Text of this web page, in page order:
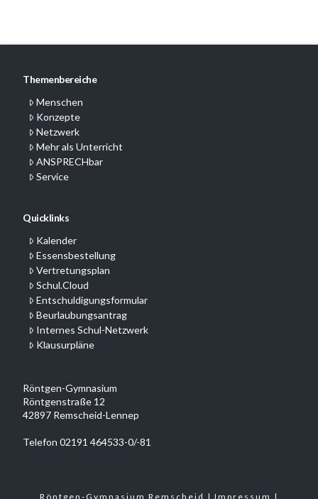
Themenbereiche
Menschen
Konzepte
Netzwerk
Mehr als Unterricht
ANSPRECHbar
Service
Quicklinks
Kalender
Essensbestellung
Vertretungsplan
Schul.Cloud
Entschuldigungsformular
Beurlaubungsantrag
Internes Schul-Netzwerk
Klausurpläne
Röntgen-Gymnasium
Röntgenstraße 12
42897 Remscheid-Lennep
Telefon 02191 464533-0/-81
Röntgen-Gymnasium Remscheid | Impressum |